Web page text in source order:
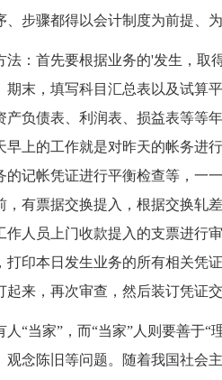
、步骤都得以会计制度为前提、
首先要根据业务的'发生，取
期末，填写科目汇总表以及试算
产负债表、利润表、损益表等等
早上的工作就是对昨天的帐务进
的记帐凭证进行平衡检查等，一
，有票据交换提入，根据交换轧
作人员上门收款提入的支票进行
打印本日发生业务的所有相关凭
来，再次审查，然后装订凭证交
当家”，而“当家”人则要善于“
观念陈旧等问题。随着我国社会